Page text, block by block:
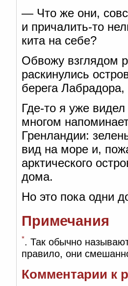
— Что же они,
и причалить-то
кита на себе?
Обвожу взглядом
раскинулись
берега
Где-то я уже
многом
Гренландии:
вид на море и,
арктического
дома.
Но это пока одни
Примечания
*. Так обычно
правило, они
Комментарии к